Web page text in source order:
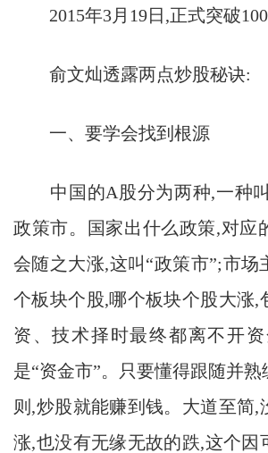
2015年3月19日,正式突破
俞文灿透露两点炒股秘诀:
一、要学会找到根源
中国的A股分为两种,一种叫
政策市。国家出什么政策,对应
会随之大涨,这叫“政策市”;市场
个板块个股,哪个板块个股大涨,
资、技术择时最终都离不开
是“资金市”。只要懂得跟随并
则,炒股就能赚到钱。大道至简,
涨,也没有无缘无故的跌,这个因